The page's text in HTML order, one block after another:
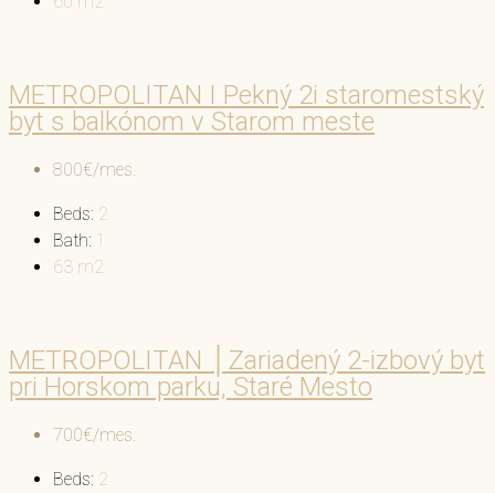
METROPOLITAN I Pekný 2i staromestský
byt s balkónom v Starom meste
800€/mes.
Beds: 2
Bath: 1
63 m2
METROPOLITAN │Zariadený 2-izbový byt
pri Horskom parku, Staré Mesto
700€/mes.
Beds: 2